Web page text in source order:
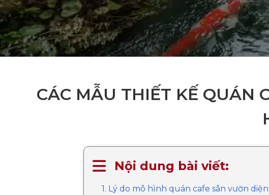
CÁC MẪU THIẾT KẾ QUÁN
Nội dung bài viết:
1. Lý do mô hình quán cafe sân vườn